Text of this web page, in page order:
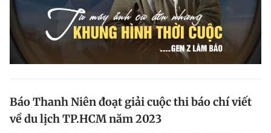
Báo Thanh Niên đoạt giải cuộc thi báo chí viết
về du lịch TP.HCM năm 2023